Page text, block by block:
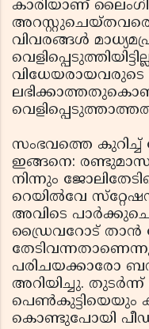
കാരിയാണ്
വിവരങ്ങള്‍
വിധേയരായവരുടെ
സംഭവത്തെ
ഇങ്ങനെ:
നിന്നും
റെയില്‍വേ
അവിടെ
ഡ്രൈവറോട് താന്‍
പരിചയക്കാരോ
അറിയിച്ചു.
പെണ്‍കുട്ടിയെയും
കൊണ്ടുപോയി